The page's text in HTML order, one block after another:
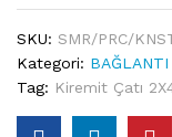
SKU: SMR/PRC/
Kategori:
Tag: Kiremit Çatı